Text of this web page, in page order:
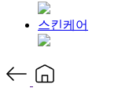
스킨케어